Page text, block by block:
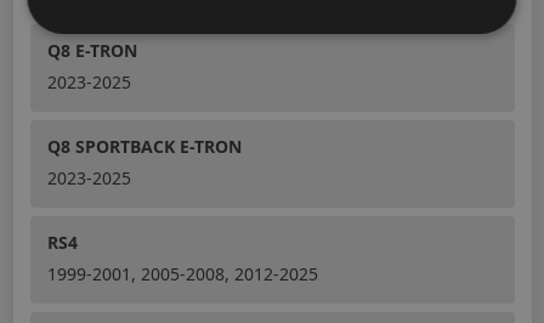
Q8 E-TRON
2023-2025
Q8 SPORTBACK E-TRON
2023-2025
RS4
1999-2001, 2005-2008, 2012-2025